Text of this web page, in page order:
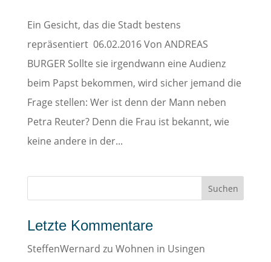
Ein Gesicht, das die Stadt bestens
repräsentiert 06.02.2016 Von ANDREAS
BURGER Sollte sie irgendwann eine Audienz
beim Papst bekommen, wird sicher jemand die
Frage stellen: Wer ist denn der Mann neben
Petra Reuter? Denn die Frau ist bekannt, wie
keine andere in der...
Letzte Kommentare
SteffenWernard zu Wohnen in Usingen